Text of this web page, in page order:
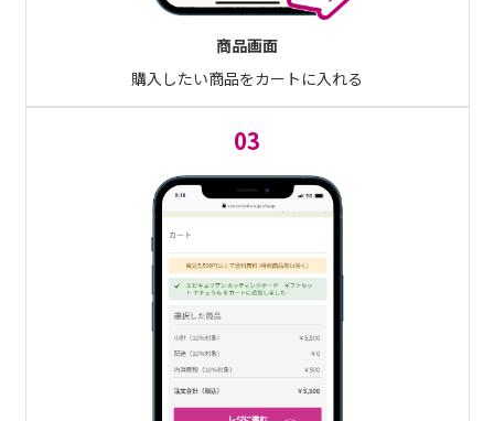
商品画面
購入したい商品をカートに入れる
03